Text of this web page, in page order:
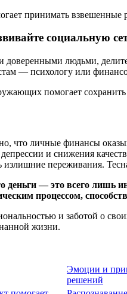
принимать взвешенные
социальную
доверенными людьми,
— психологу или
помогает
что личные финансы
депрессии и снижения
излишние переживания.
деньги — это всего лишь
процессом,
и заботой о
жизни.
Эмоции и
решений